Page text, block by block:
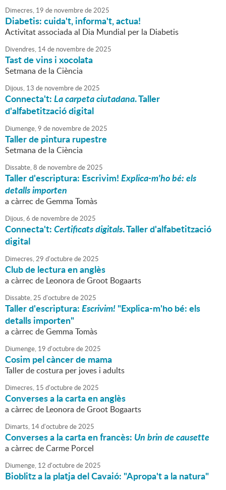
Dimecres, 19 de novembrede2025
Diabetis: cuida't, informa't, actua!
Activitat associada al Dia Mundial per la Diabetis
Divendres, 14de novembrede2025
Tast de vins i xocolata
Setmana de la Ciència
Dijous, 13 de novembrede2025
Connecta't:La carpeta ciutadana. Taller
d'alfabetització digital
Diumenge,9 de novembrede2025
Taller de pintura rupestre
Setmana de la Ciència
Dissabte,8 de novembrede2025
Taller d'escriptura: Escrivim!Explica-m'ho bé: els
detalls importen
a càrrec de Gemma Tomàs
Dijous,6 de novembrede2025
Connecta't:Certificats digitals. Taller d'alfabetització
digital
Dimecres,29 d'octubrede2025
Club de lectura en anglès
a càrrec de Leonora de Groot Bogaarts
Dissabte,25 d'octubrede2025
Taller d'escriptura:Escrivim!"Explica-m'ho bé: els
detalls importen"
a càrrec de Gemma Tomàs
Diumenge, 19 d'octubrede2025
Cosim pel càncer de mama
Taller de costura per joves i adults
Dimecres, 15 d'octubrede2025
Converses a la carta en anglès
a càrrec de Leonora de Groot Bogaarts
Dimarts, 14d'octubrede2025
Converses a la carta en francès: Un brin de causette
a càrrec de Carme Porcel
Diumenge, 12 d'octubrede2025
Bioblitz a la platja del Cavaió: "Apropa't a la natura"